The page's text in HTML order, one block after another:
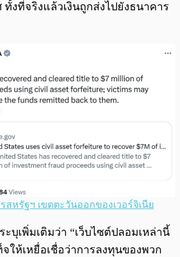
งที่จริงแล้วเงินถูกส่งไปยังธนาคาร
สหรัฐฯ เขตตะวันออกของเวอร์จิเนีย
บุเพิ่มเติมว่า “เว็บไซต์ปลอมเหล่านี้
ให้เหยื่อเชื่อว่าการลงทุนของพวก